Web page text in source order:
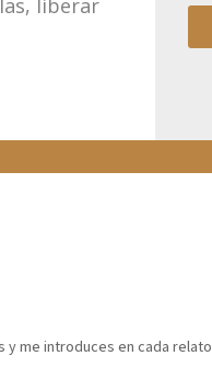
me introduces en cada